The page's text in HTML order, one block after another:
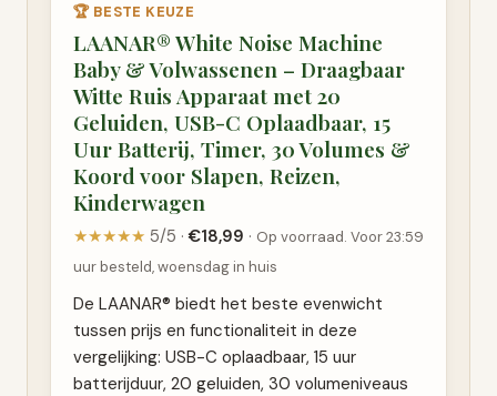
🏆 BESTE KEUZE
LAANAR® White Noise Machine
Baby & Volwassenen – Draagbaar
Witte Ruis Apparaat met 20
Geluiden, USB-C Oplaadbaar, 15
Uur Batterij, Timer, 30 Volumes &
Koord voor Slapen, Reizen,
Kinderwagen
★★★★★ 5/5 ·€18,99 · Op voorraad. Voor 23:59
uur besteld, woensdag in huis
De LAANAR® biedt het beste evenwicht
tussen prijs en functionaliteit in deze
vergelijking: USB-C oplaadbaar, 15 uur
batterijduur, 20 geluiden, 30 volumeniveaus